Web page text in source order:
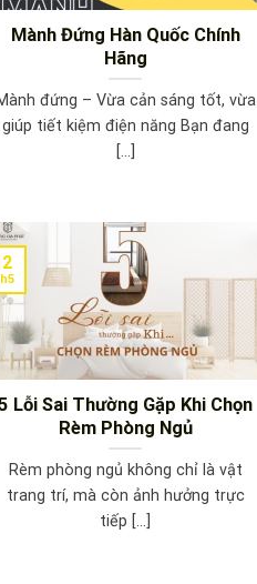
Mành Đứng Hàn Quốc Chính
Hãng
đứng – Vừa cản sáng tốt, vừa
giúp tiết kiệm điện năng Bạn đang
[...]
Lỗi Sai Thường Gặp Khi Chọn
Rèm Phòng Ngủ
Rèm phòng ngủ không chỉ là vật
trang trí, mà còn ảnh hưởng trực
tiếp [...]